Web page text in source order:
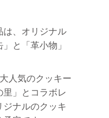
は、オリジナル
と「革小物」
人気のクッキー
」とコラボレ
ジナルのクッキ